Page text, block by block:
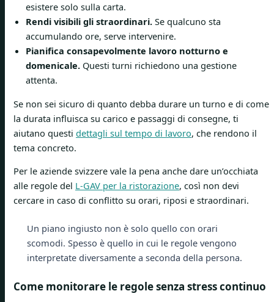
esistere solo sulla carta.
Rendi visibili gli straordinari. Se qualcuno sta
accumulando ore, serve intervenire.
Pianifica consapevolmente lavoro notturno e
domenicale. Questi turni richiedono una gestione
attenta.
Se non sei sicuro di quanto debba durare un turno e di come
la durata influisca su carico e passaggi di consegne, ti
aiutano questi dettagli sul tempo di lavoro, che rendono il
tema concreto.
Per le aziende svizzere vale la pena anche dare un’occhiata
alle regole del L-GAV per la ristorazione, così non devi
cercare in caso di conflitto su orari, riposi e straordinari.
Un piano ingiusto non è solo quello con orari
scomodi. Spesso è quello in cui le regole vengono
interpretate diversamente a seconda della persona.
Come monitorare le regole senza stress continuo